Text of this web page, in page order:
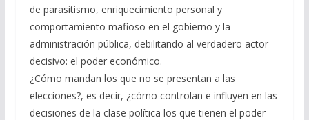
de parasitismo, enriquecimiento personal y
comportamiento mafioso en el gobierno y la
administración pública, debilitando al verdadero actor
decisivo: el poder económico.
¿Cómo mandan los que no se presentan a las
elecciones?, es decir, ¿cómo controlan e influyen en las
decisiones de la clase política los que tienen el poder